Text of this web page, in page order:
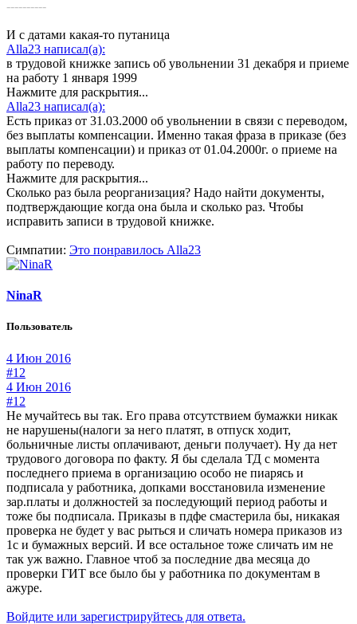
----------
И с датами какая-то путаница
Alla23 написал(а):
в трудовой книжке запись об увольнении 31 декабря и приеме
на работу 1 января 1999
Нажмите для раскрытия...
Alla23 написал(а):
Есть приказ от 31.03.2000 об увольнении в связи с переводом,
без выплаты компенсации. Именно такая фраза в приказе (без
выплаты компенсации) и приказ от 01.04.2000г. о приеме на
работу по переводу.
Нажмите для раскрытия...
Сколько раз была реорганизация? Надо найти документы,
подтверждающие когда она была и сколько раз. Чтобы
исправить записи в трудовой книжке.
Симпатии: Это понравилось Alla23
NinaR
Пользователь
4 Июн 2016
#12
4 Июн 2016
#12
Не мучайтесь вы так. Его права отсутствием бумажки никак
не нарушены(налоги за него платят, в отпуск ходит,
больничные листы оплачивают, деньги получает). Ну да нет
трудового договора по факту. Я бы сделала ТД с момента
последнего приема в организацию особо не пиарясь и
подписала у работника, допками восстановила изменение
зар.платы и должностей за последующий период работы и
тоже бы подписала. Приказы в пдфе смастерила бы, никакая
проверка не будет у вас рыться и сличать номера приказов из
1с и бумажных версий. И все остальное тоже сличать им не
так уж важно. Главное чтоб за последние два месяца до
проверки ГИТ все было бы у работника по документам в
ажуре.
Войдите или зарегистрируйтесь для ответа.